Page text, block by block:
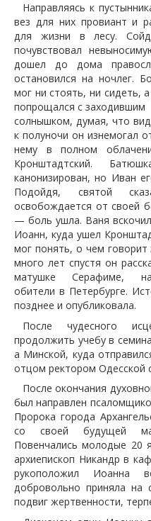
Направляясь к
вез для них провиант и
для жизни в лесу.
почувствовал
дошел до дома
остановился на ночлег.
мог ни стоять, ни сидеть,
попрощался с заходившим
солнышком, думая, что
к полуночи он изнемогал
нему в полном
Кронштадтский.
канонизирован, но Иван
Подойдя, святой
освобождается от своей
— боль ушла. Ваня
Иоанн, куда ушел
мог понять, о чем
много лет спустя он
матушке Серафиме,
обители в Петербурге.
позднее и опубликовала.
После чудесного
продолжить учебу в
а Минской, куда
отцом ректором Одесской
После окончания
был направлен
Пророка города
со своей будущей
Повенчались молодые 20
архиепископ Никандр в
рукоположил Иоанна
добровольно приняла
подвиг жертвенности,